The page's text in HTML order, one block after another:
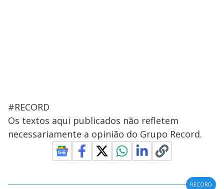
#RECORD
Os textos aqui publicados não refletem
necessariamente a opinião do Grupo Record.
RECORD